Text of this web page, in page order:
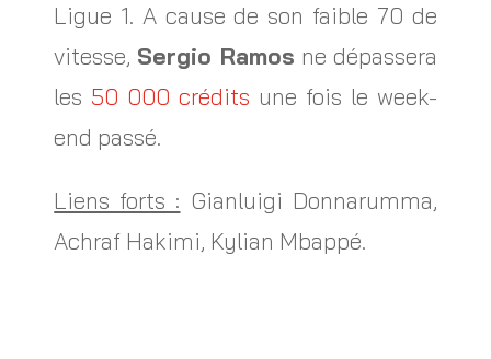
Ligue 1. A cause de son faible 70 de
vitesse, Sergio Ramos ne dépassera
les 50 000 crédits une fois le week-
end passé.
Liens forts : Gianluigi Donnarumma,
Achraf Hakimi, Kylian Mbappé.